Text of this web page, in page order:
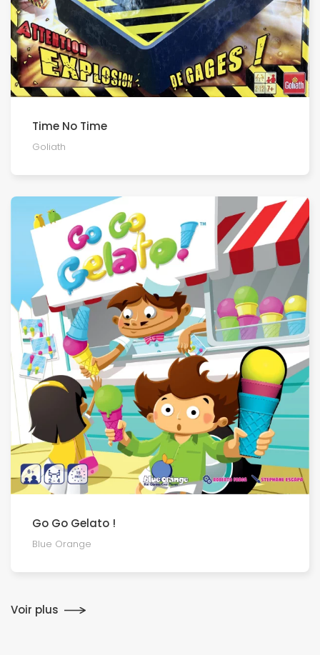
Time No Time
Goliath
Go Go Gelato !
Blue Orange
Voir plus